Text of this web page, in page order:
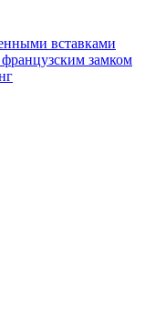
вставками
замком